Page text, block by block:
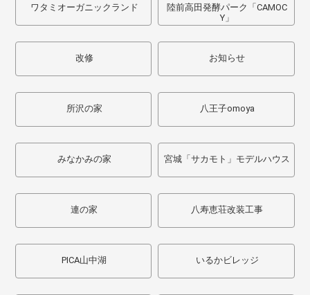
ワタミオーガニックランド
陸前高田発酵パーク「CAMOC
Y」
改修 お知らせ
所沢の家 八王子omoya
みなかみの家 宮城「サカモト」モデルハウス
連の家 八寿恵荘改装工事
PICA山中湖 いるかビレッジ